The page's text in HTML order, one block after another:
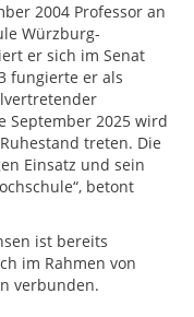
2004 Professor an
Würzburg-
er sich im Senat
fungierte er als
September 2025 wird
treten. Die
Einsatz und sein
betont
ist bereits
im Rahmen von
verbunden.